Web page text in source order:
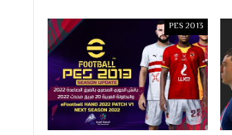
PES 2013